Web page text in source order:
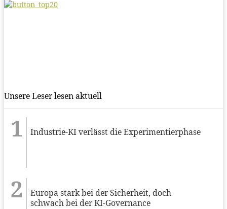
Unsere Leser lesen aktuell
Industrie-KI verlässt die Experimentierphase
Europa stark bei der Sicherheit, doch
schwach bei der KI-Governance